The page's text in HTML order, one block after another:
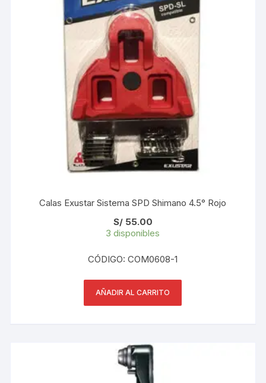
Calas Exustar Sistema SPD Shimano 4.5° Rojo
S/55.00
3 disponibles
CÓDIGO: COM0608-1
AÑADIR AL CARRITO